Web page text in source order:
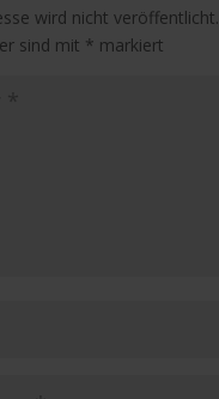
wird nicht veröffentlicht.
sind mit * markiert